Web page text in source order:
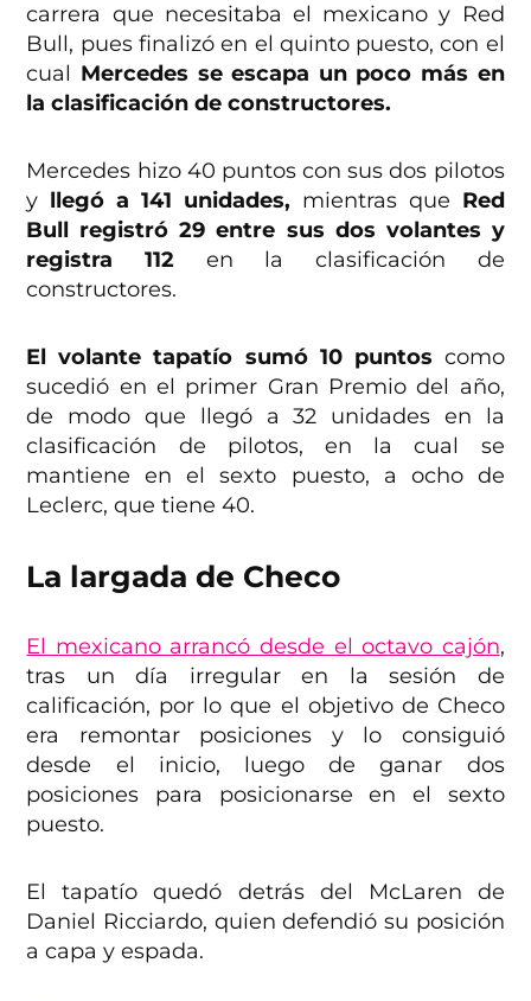
carrera que necesitaba el mexicano y Red
Bull, pues finalizó en el quinto puesto, con el
cual Mercedes se escapa un poco más en
la clasificación de constructores.
Mercedes hizo 40 puntos con sus dos pilotos
y llegó a 141 unidades, mientras que Red
Bull registró 29 entre sus dos volantes y
registra 112 en la clasificación de
constructores.
El volante tapatío sumó 10 puntos como
sucedió en el primer Gran Premio del año,
de modo que llegó a 32 unidades en la
clasificación de pilotos, en la cual se
mantiene en el sexto puesto, a ocho de
Leclerc, que tiene 40.
La largada de Checo
El mexicano arrancó desde el octavo cajón,
tras un día irregular en la sesión de
calificación, por lo que el objetivo de Checo
era remontar posiciones y lo consiguió
desde el inicio, luego de ganar dos
posiciones para posicionarse en el sexto
puesto.
El tapatío quedó detrás del McLaren de
Daniel Ricciardo, quien defendió su posición
a capa y espada.